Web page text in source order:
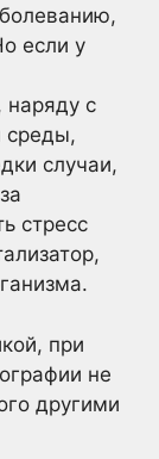
если у
наряду с
среды,
случаи,
стресс
при
не
другими